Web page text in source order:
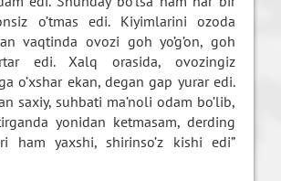
o’tmas edi. Kiyimlarini ozoda
vaqtinda ovozi goh yo’g’on, goh
edi. Xalq orasida, ovozingiz
o’xshar ekan, degan gap yurar edi.
saxiy, suhbati ma’noli odam bo’lib,
yonidan ketmasam, derding
ham yaxshi, shirinso’z kishi edi”